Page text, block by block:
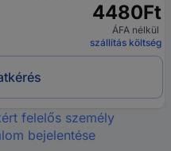
4480Ft
ÁFA nélkül
szállítás költség
felelős személy
bejelentése